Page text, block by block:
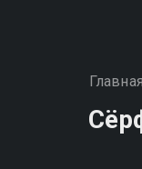
Главная